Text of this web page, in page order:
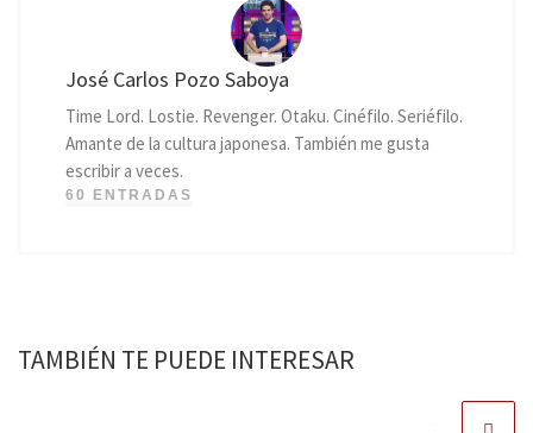
José Carlos Pozo Saboya
Time Lord. Lostie. Revenger. Otaku. Cinéfilo. Seriéfilo.
Amante de la cultura japonesa. También me gusta
escribir a veces.
60 ENTRADAS
TAMBIÉN TE PUEDE INTERESAR